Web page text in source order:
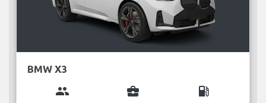
BMW X3
group business_center local_gas_station